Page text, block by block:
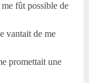
fût possible de
vantait de me
promettait une